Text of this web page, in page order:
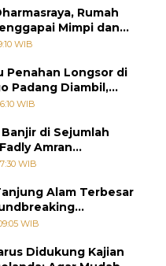
Rumah
Mimpi dan
WIB
Penahan Longsor di
Padang Diambil,
Terulang
WIB
di Sejumlah
Amran
WIB
Alam Terbesar
WIB
Didukung Kajian